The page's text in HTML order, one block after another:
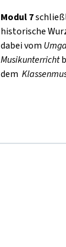
Modul 7
historische
dabei vom
Musikunterricht
dem